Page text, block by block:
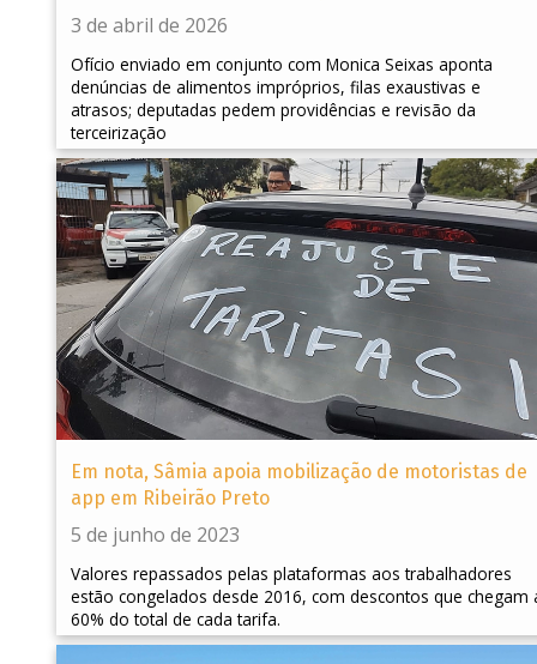
3 de abril de 2026
Ofício enviado em conjunto com Monica Seixas aponta
denúncias de alimentos impróprios, filas exaustivas e
atrasos; deputadas pedem providências e revisão da
terceirização
Em nota, Sâmia apoia mobilização de motoristas de
app em Ribeirão Preto
5 de junho de 2023
Valores repassados pelas plataformas aos trabalhadores
estão congelados desde 2016, com descontos que chegam
60% do total de cada tarifa.